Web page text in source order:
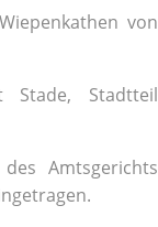
von
Stadtteil
Amtsgerichts